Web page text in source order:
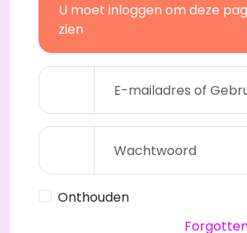
U moet inloggen om deze
zien
Onthouden